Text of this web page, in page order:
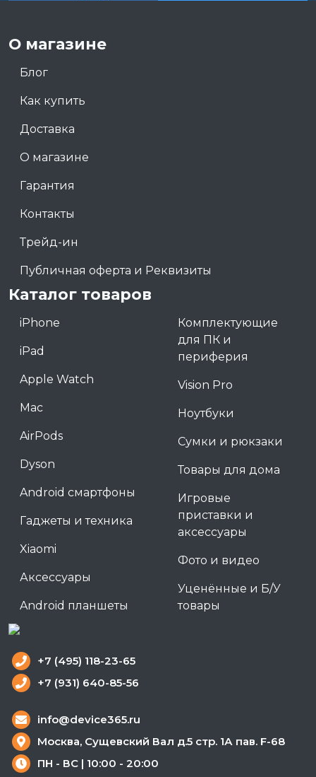
О магазине
Блог
Как купить
Доставка
О магазине
Гарантия
Контакты
Трейд-ин
Публичная оферта и Реквизиты
Каталог товаров
iPhone
iPad
Apple Watch
Mac
AirPods
Dyson
Android смартфоны
Гаджеты и техника
Xiaomi
Аксессуары
Android планшеты
Комплектующие
для ПК и
периферия
Vision Pro
Ноутбуки
Сумки и рюкзаки
Товары для дома
Игровые
приставки и
аксессуары
Фото и видео
Уценённые и Б/У
товары
+7 (495) 118-23-65
+7 (931) 640-85-56
info@device365.ru
Москва, Сущевский Вал д.5 стр. 1А пав. F-68
ПН - ВС | 10:00 - 20:00